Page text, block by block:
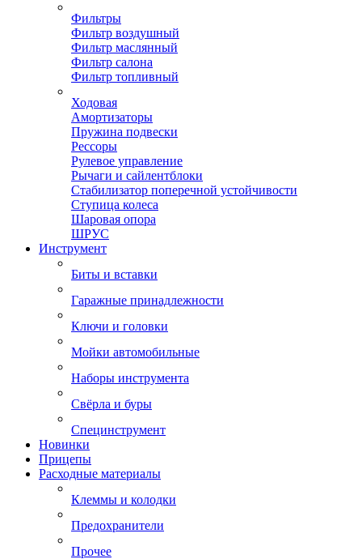
Фильтры
Фильтр воздушный
Фильтр маслянный
Фильтр салона
Фильтр топливный
Ходовая
Амортизаторы
Пружина подвески
Рессоры
Рулевое управление
Рычаги и сайлентблоки
Стабилизатор поперечной устойчивости
Ступица колеса
Шаровая опора
ШРУС
Инструмент
Биты и вставки
Гаражные принадлежности
Ключи и головки
Мойки автомобильные
Наборы инструмента
Свёрла и буры
Специнструмент
Новинки
Прицепы
Расходные материалы
Клеммы и колодки
Предохранители
Прочее